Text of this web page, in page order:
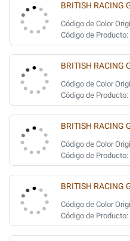
BRITISH RACING
Código de Color
Código de Producto:
BRITISH RACING
Código de Color
Código de Producto:
BRITISH RACING
Código de Color
Código de Producto:
BRITISH RACING
Código de Color
Código de Producto: